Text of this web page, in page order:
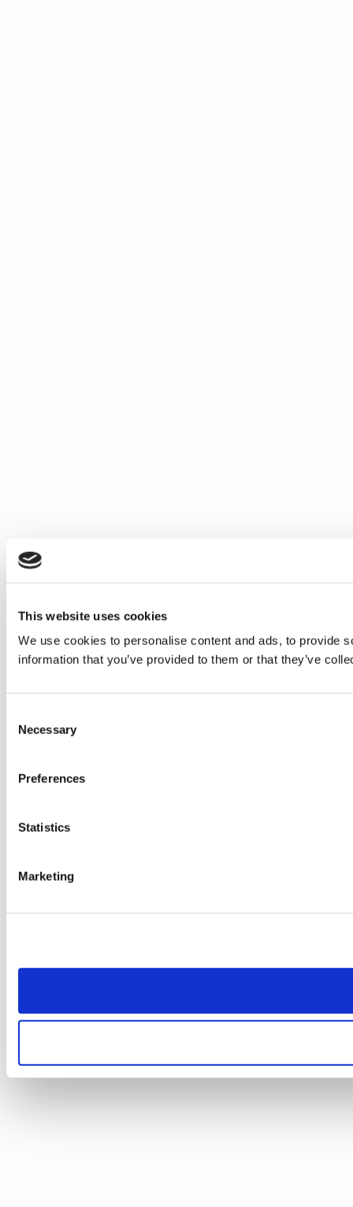
This website uses cookies
We use cookies to personalise content and ads, to provide
information that you’ve provided to them or that they’ve
Selection
Necessary
Preferences
Statistics
Marketing